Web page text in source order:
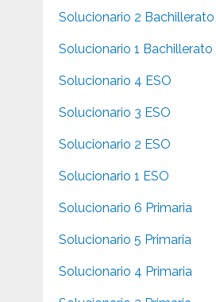
Solucionario 2 Bachillerato
Solucionario 1 Bachillerato
Solucionario 4 ESO
Solucionario 3 ESO
Solucionario 2 ESO
Solucionario 1 ESO
Solucionario 6 Primaria
Solucionario 5 Primaria
Solucionario 4 Primaria